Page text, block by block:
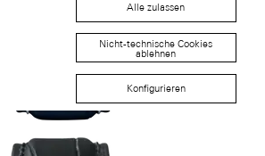
Alle zulassen
Nicht-technische Cookies
ablehnen
Konfigurieren